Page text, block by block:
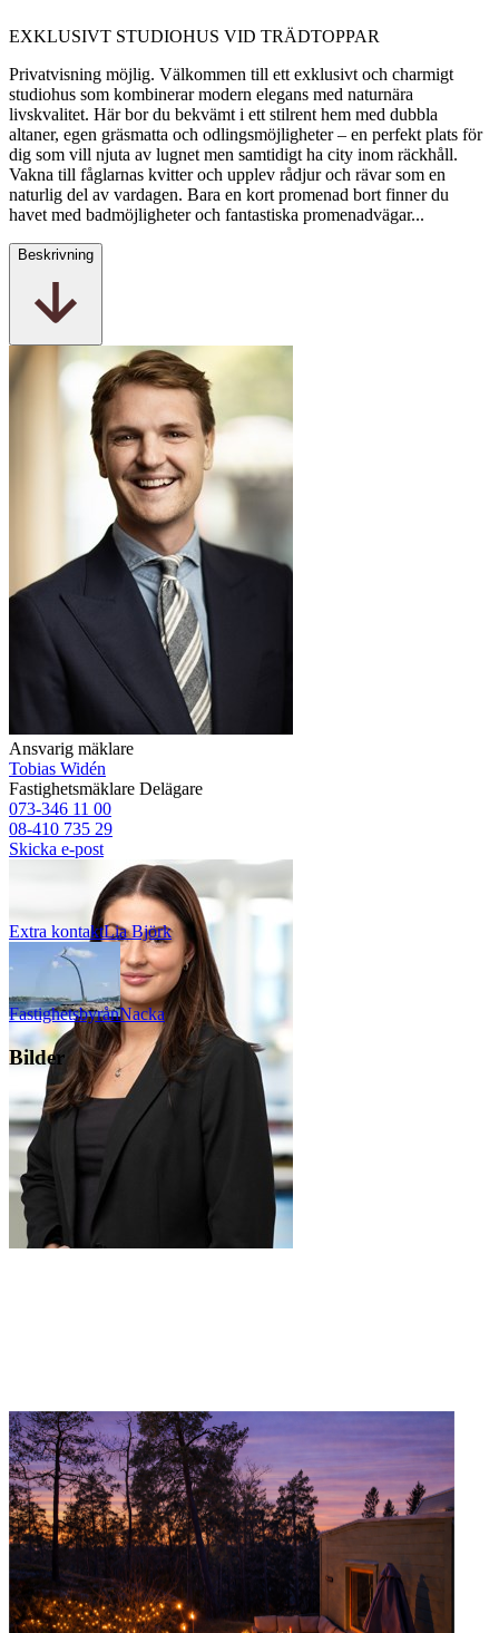
EXKLUSIVT STUDIOHUS VID TRÄDTOPPAR
Privatvisning möjlig. Välkommen till ett exklusivt och charmigt
studiohus som kombinerar modern elegans med naturnära
livskvalitet. Här bor du bekvämt i ett stilrent hem med dubbla
altaner, egen gräsmatta och odlingsmöjligheter – en perfekt plats för
dig som vill njuta av lugnet men samtidigt ha city inom räckhåll.
Vakna till fåglarnas kvitter och upplev rådjur och rävar som en
naturlig del av vardagen. Bara en kort promenad bort finner du
havet med badmöjligheter och fantastiska promenadvägar...
Beskrivning
Ansvarig mäklare
Tobias Widén
Fastighetsmäklare Delägare
073-346 11 00
08-410 735 29
Skicka e-post
Extra kontaktLia Björk
FastighetsbyrånNacka
Bilder